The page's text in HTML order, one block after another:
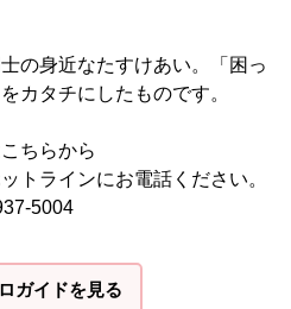
の身近なたすけあい。「困っ
カタチにしたものです。
ちらから
トラインにお電話ください。
5004
ガイドを見る